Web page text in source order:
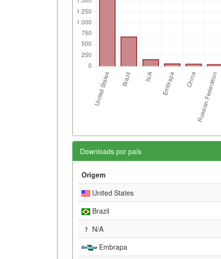
Downloads por país
Origem
United States
Brazil
N/A
Embrapa